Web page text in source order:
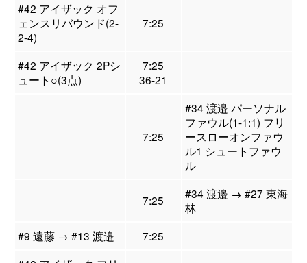
#42 アイザック オフ
ェンスリバウンド(2-
2-4)
7:25
#42 アイザック 2Pシ
ュート○(3点)
7:25
36-21
7:25
#34 渡邉 パーソナル
ファウル(1-1:1) フリ
ースローオンファウ
ル1 シュートファウ
ル
7:25
#34 渡邉 → #27 東海
林
#9 遠藤 → #13 渡邉
7:25